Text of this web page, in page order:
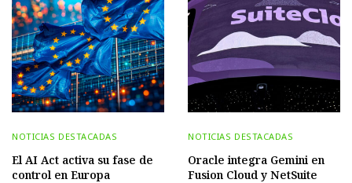
NOTICIAS DESTACADAS
El AI Act activa su fase de
control en Europa
NOTICIAS DESTACADAS
Oracle integra Gemini en
Fusion Cloud y NetSuite